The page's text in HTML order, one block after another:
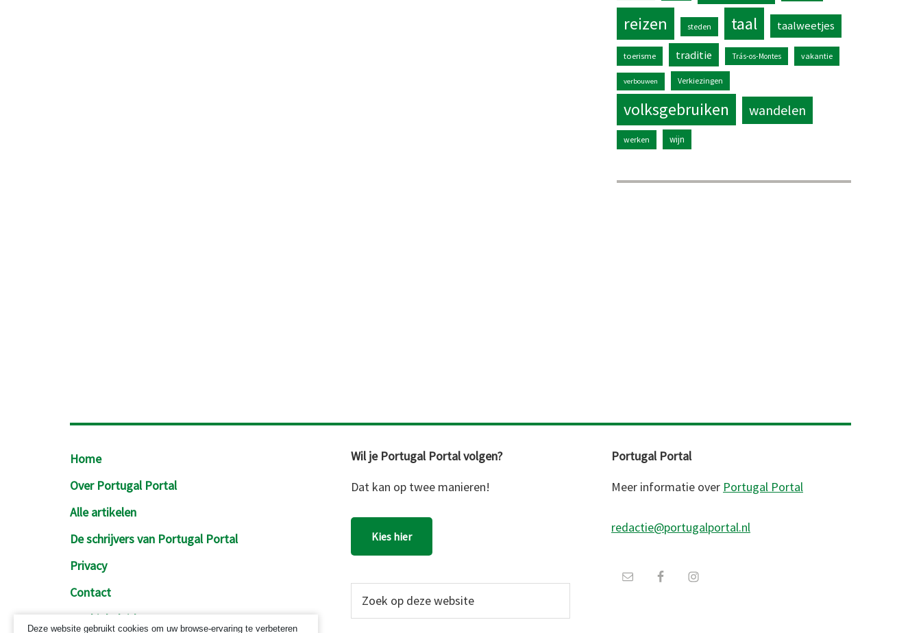
reizen steden taal taalweetjes
toerisme traditie Trás-os-Montes vakantie
verbouwen Verkiezingen
volksgebruiken wandelen
werken wijn
Footer
Home
Over Portugal Portal
Alle artikelen
De schrijvers van Portugal Portal
Privacy
Contact
Cookiebeleid
Wil je Portugal Portal volgen?
Dat kan op twee manieren!
Kies hier
Portugal Portal
Meer informatie over Portugal Portal
redactie@portugalportal.nl
Deze website gebruikt cookies om uw browse-ervaring te verbeteren